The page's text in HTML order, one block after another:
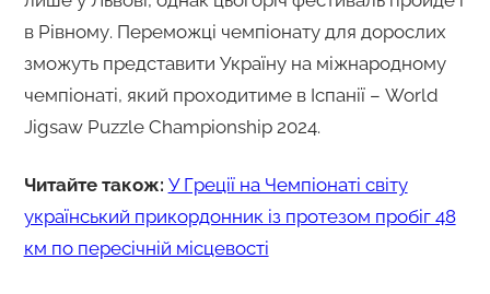
в Рівному. Переможці чемпіонату для дорослих
зможуть представити Україну на міжнародному
чемпіонаті, який проходитиме в Іспанії – World
Jigsaw Puzzle Championship 2024.
Читайте також: У Греції на Чемпіонаті світу
український прикордонник із протезом пробіг 48
км по пересічній місцевості